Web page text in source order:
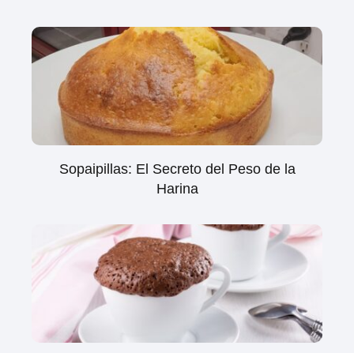
Sopaipillas: El Secreto del Peso de la
Harina